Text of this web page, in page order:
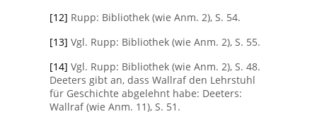
[12] Rupp: Bibliothek (wie Anm. 2), S. 54.
[13] Vgl. Rupp: Bibliothek (wie Anm. 2), S. 55.
[14] Vgl. Rupp: Bibliothek (wie Anm. 2), S. 48.
Deeters gibt an, dass Wallraf den Lehrstuhl
für Geschichte abgelehnt habe: Deeters:
Wallraf (wie Anm. 11), S. 51.